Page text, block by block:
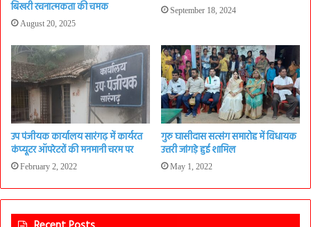
बिखरी रचनात्मकता की चमक
August 20, 2025
September 18, 2024
उप पंजीयक कार्यालय सारंगढ़ में कार्यरत
कंप्यूटर ऑपरेटरों की मनमानी चरम पर
February 2, 2022
गुरु घासीदास सत्संग समारोह में विधायक
उत्तरी जांगड़े हुई शामिल
May 1, 2022